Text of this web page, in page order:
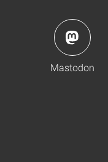
Mastodon